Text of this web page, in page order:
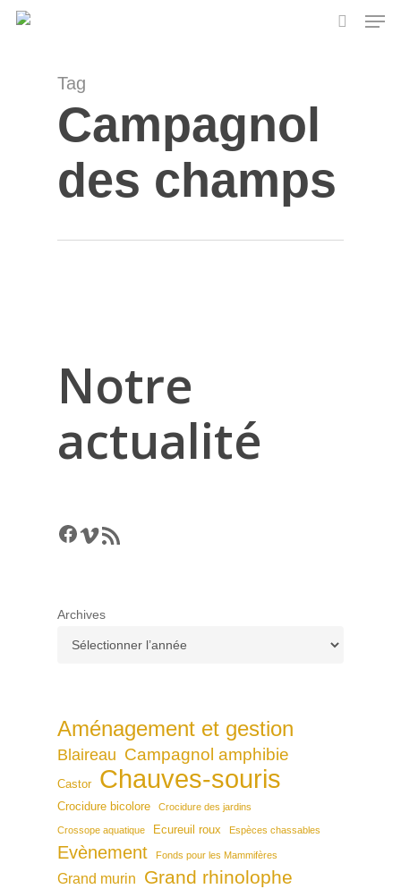
Skip
Tag
Campagnol
des champs
Notre
actualité
Facebook
Vimeo
Archives
Aménagement et gestion
Blaireau Campagnol amphibie
Castor Chauves-souris
Crocidure bicolore Crocidure des jardins
Crossope aquatique Ecureuil roux Espèces chassables
Evènement Fonds pour les Mammifères
Grand murin Grand rhinolophe